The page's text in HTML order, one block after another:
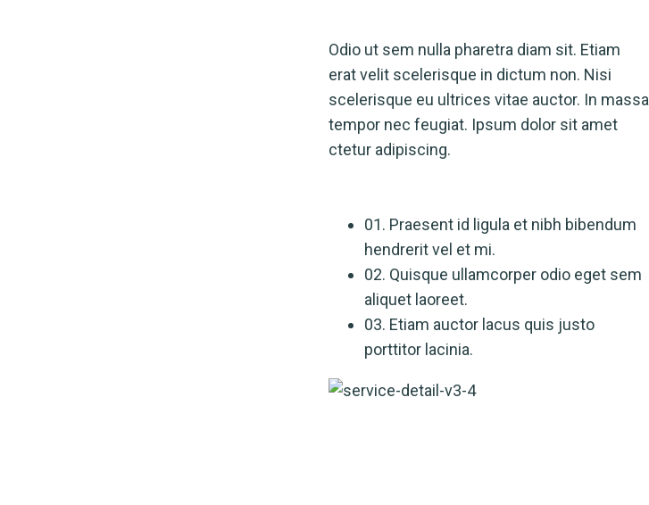
Odio ut sem nulla pharetra diam sit. Etiam
erat velit scelerisque in dictum non. Nisi
scelerisque eu ultrices vitae auctor. In massa
tempor nec feugiat. Ipsum dolor sit amet
ctetur adipiscing.
01. Praesent id ligula et nibh bibendum
hendrerit vel et mi.
02. Quisque ullamcorper odio eget sem
aliquet laoreet.
03. Etiam auctor lacus quis justo
porttitor lacinia.